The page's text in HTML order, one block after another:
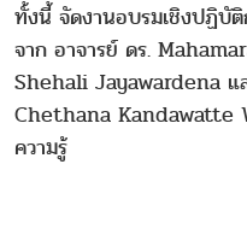
ทั้งนี้ จัดงานอบรมเชิงปฏิบัติ
จาก อาจารย์ ดร.
Shehali Jayawardena แ
Chethana Kandawatte
ความรู้